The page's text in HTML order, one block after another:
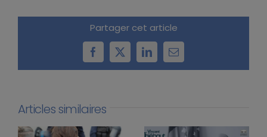
Partager cet article
Facebook
X LinkedInEmail
Articles similaires